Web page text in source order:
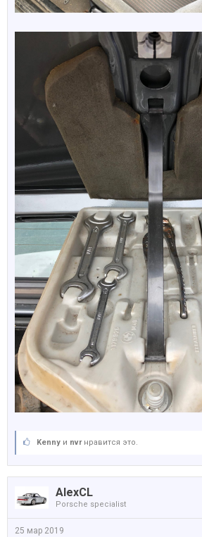
Kenny и nvrнравится это.
AlexCL
Porsche specialist
25 мар 2019